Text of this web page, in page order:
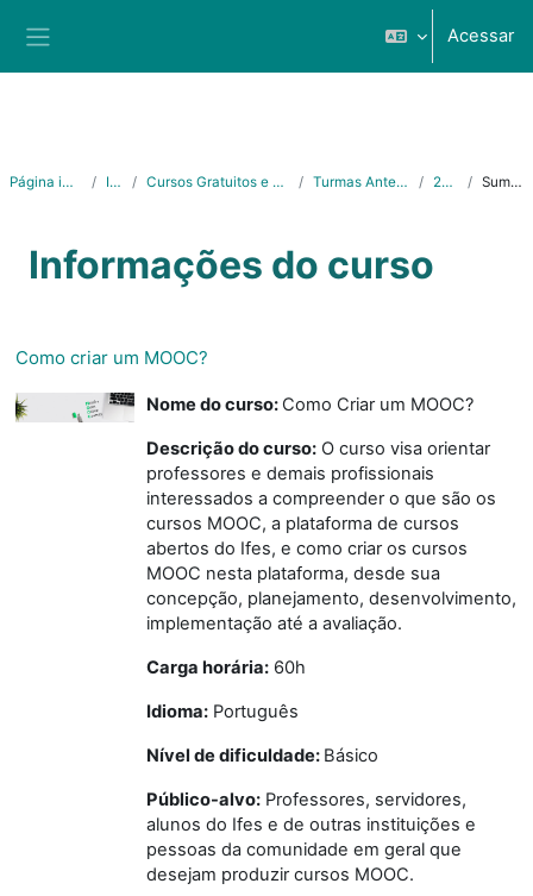
Acessar
Página inicial Ifes Cursos Gratuitos e Abertos Turmas Anteriores 2023 Sumário
Informações do curso
Como criar um MOOC?
Nome do curso: Como Criar um MOOC?
Descrição do curso: O curso visa orientar
professores e demais profissionais
interessados a compreender o que são os
cursos MOOC, a plataforma de cursos
abertos do Ifes, e como criar os cursos
MOOC nesta plataforma, desde sua
concepção, planejamento, desenvolvimento,
implementação até a avaliação.
Carga horária: 60h
Idioma: Português
Nível de dificuldade: Básico
Público-alvo: Professores, servidores,
alunos do Ifes e de outras instituições e
pessoas da comunidade em geral que
desejam produzir cursos MOOC.